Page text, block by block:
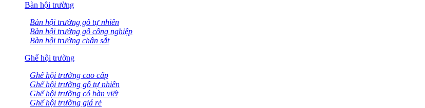
Bàn hội trường
Bàn hội trường gỗ tự nhiên
Bàn hội trường gỗ công nghiệp
Bàn hội trường chân sắt
Ghế hội trường
Ghế hội trường cao cấp
Ghế hội trường gỗ tự nhiên
Ghế hội trường có bàn viết
Ghế hội trường giá rẻ